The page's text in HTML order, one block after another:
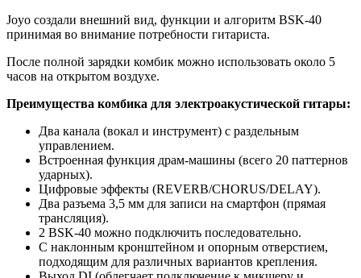
Joyo создали внешний вид, функции и алгоритм BSK-40
принимая во внимание потребности гитариста.
После полной зарядки комбик можно использовать около 5
часов на открытом воздухе.
Преимущества комбика для электроакустической гитары:
Два канала (вокал и инструмент) с раздельным
управлением.
Встроенная функция драм-машины (всего 20 паттернов
ударных).
Цифровые эффекты (REVERB/CHORUS/DELAY).
Два разъема 3,5 мм для записи на смартфон (прямая
трансляция).
2 BSK-40 можно подключить последовательно.
С наклонным кронштейном и опорным отверстием,
подходящим для различных вариантов крепления.